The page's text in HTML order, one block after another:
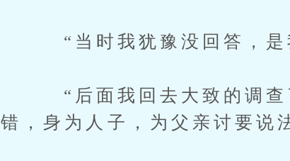
“当时我犹豫没回答，是
“后面我回去大致的调查了
错，身为人子，为父亲讨要说